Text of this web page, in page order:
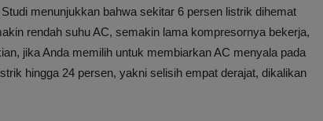
menunjukkan bahwa sekitar 6 persen listrik dihemat
rendah suhu AC, semakin lama kompresornya bekerja,
jika Anda memilih untuk membiarkan AC menyala pada
hingga 24 persen, yakni selisih empat derajat, dikalikan